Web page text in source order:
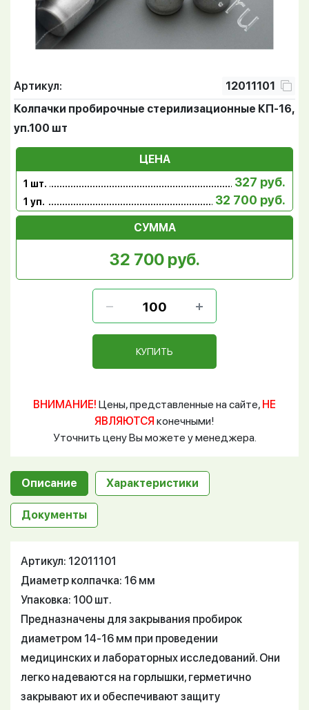
Артикул:
12011101
Колпачки пробирочные стерилизационные КП-16,
уп.100 шт
ЦЕНА
1 шт. 327 руб.
1 уп. 32 700 руб.
СУММА
32 700 руб.
КУПИТЬ
ВНИМАНИЕ! Цены, представленные на сайте, НЕ
ЯВЛЯЮТСЯ конечными!
Уточнить цену Вы можете у менеджера.
Описание Характеристики
Документы
Артикул: 12011101
Диаметр колпачка: 16 мм
Упаковка: 100 шт.
Предназначены для закрывания пробирок
диаметром 14-16 мм при проведении
медицинских и лабораторных исследований. Они
легко надеваются на горлышки, герметично
закрывают их и обеспечивают защиту